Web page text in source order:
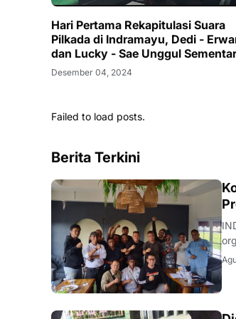
Hari Pertama Rekapitulasi Suara
Pilkada di Indramayu, Dedi -
dan Lucky - Sae Unggul
Desember 04, 2024
Failed to load posts.
Berita Terkini